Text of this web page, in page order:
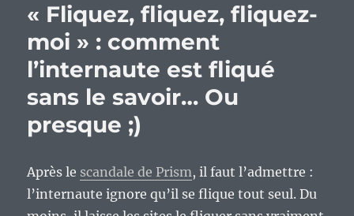
« Fliquez, fliquez, fliquez-
moi » : comment
l’internaute est fliqué
sans le savoir… Ou
presque ;)
Après le scandale de Prism, il faut l’admettre :
l’internaute ignore qu’il se flique tout seul. Du